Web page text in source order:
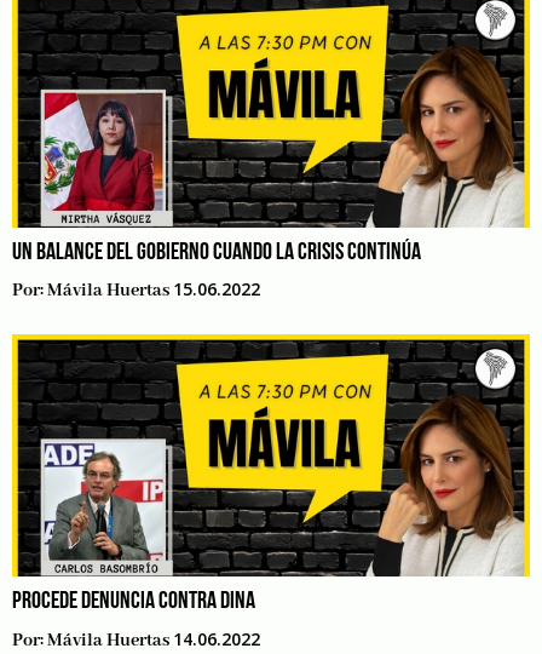
UN BALANCE DEL GOBIERNO CUANDO LA CRISIS CONTINÚA
Por:Mávila Huertas 15.06.2022
PROCEDE DENUNCIA CONTRA DINA
Por:Mávila Huertas 14.06.2022